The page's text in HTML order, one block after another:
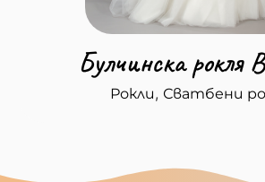
Булчинска рокля
Рокли, Сватбени